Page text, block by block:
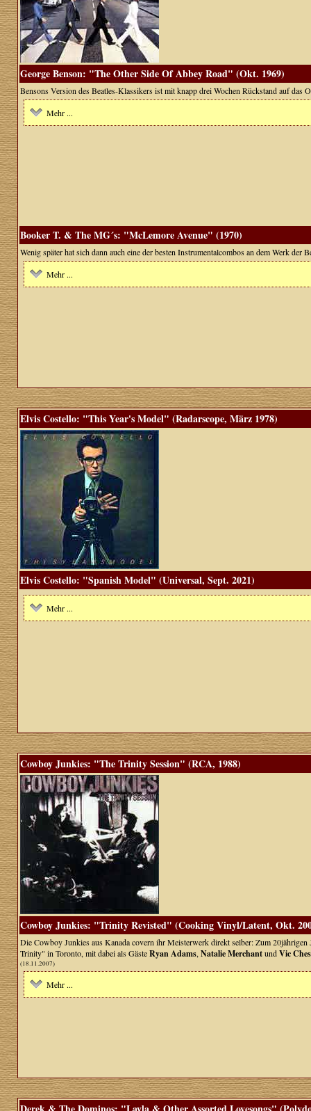
George Benson: "The Other Side Of Abbey Road" (Okt. 1969)
Bensons Version des Beatles-Klassikers ist mit knapp drei Wochen Rückstand auf das
Mehr ...
Booker T. & The MG´s: "McLemore Avenue" (1970)
Wenig später hat sich dann auch eine der besten Instrumentalcombos an dem Werk der
Mehr ...
Elvis Costello: "This Year's Model" (Radarscope, März 1978)
Elvis Costello: "Spanish Model" (Universal, Sept. 2021)
Mehr ...
Cowboy Junkies: "The Trinity Session" (RCA, 1988)
Cowboy Junkies: "Trinity Revisted" (Cooking Vinyl/Latent, Okt.
Die Cowboy Junkies aus Kanada covern ihr Meisterwerk direkt selber: Zum
Trinity" in Toronto, mit dabei als GästeRyan Adams, Natalie MerchantundVic
(18.11.2007)
Mehr ...